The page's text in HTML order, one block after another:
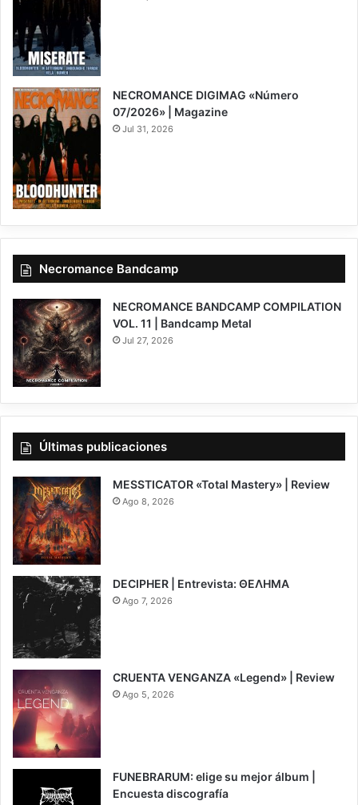
NECROMANCE DIGIMAG «Número
07/2026» | Magazine
Jul 31, 2026
Necromance Bandcamp
NECROMANCE BANDCAMP COMPILATION
VOL. 11 | Bandcamp Metal
Jul 27, 2026
Últimas publicaciones
6.5
MESSTICATOR «Total Mastery» | Review
Ago 8, 2026
DECIPHER | Entrevista: ΘΕΛΗΜΑ
Ago 7, 2026
7
CRUENTA VENGANZA «Legend» | Review
Ago 5, 2026
FUNEBRARUM: elige su mejor álbum |
Encuesta discografía